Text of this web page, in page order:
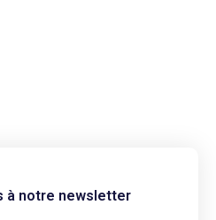
à notre newsletter